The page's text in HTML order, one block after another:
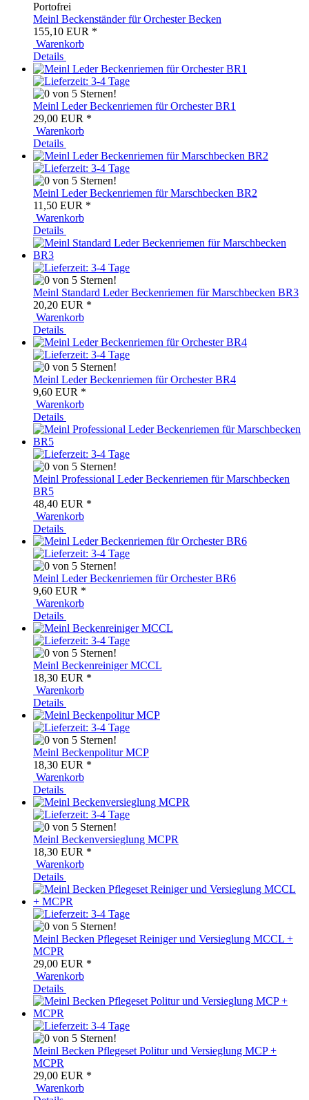
Portofrei
Meinl Beckenständer für Orchester Becken
155,10 EUR *
Warenkorb
Details
Meinl Leder Beckenriemen für Orchester BR1
29,00 EUR *
Warenkorb
Details
Meinl Leder Beckenriemen für Marschbecken BR2
11,50 EUR *
Warenkorb
Details
Meinl Standard Leder Beckenriemen für Marschbecken BR3
20,20 EUR *
Warenkorb
Details
Meinl Leder Beckenriemen für Orchester BR4
9,60 EUR *
Warenkorb
Details
Meinl Professional Leder Beckenriemen für Marschbecken
BR5
48,40 EUR *
Warenkorb
Details
Meinl Leder Beckenriemen für Orchester BR6
9,60 EUR *
Warenkorb
Details
Meinl Beckenreiniger MCCL
18,30 EUR *
Warenkorb
Details
Meinl Beckenpolitur MCP
18,30 EUR *
Warenkorb
Details
Meinl Beckenversieglung MCPR
18,30 EUR *
Warenkorb
Details
Meinl Becken Pflegeset Reiniger und Versieglung MCCL +
MCPR
29,00 EUR *
Warenkorb
Details
Meinl Becken Pflegeset Politur und Versieglung MCP +
MCPR
29,00 EUR *
Warenkorb